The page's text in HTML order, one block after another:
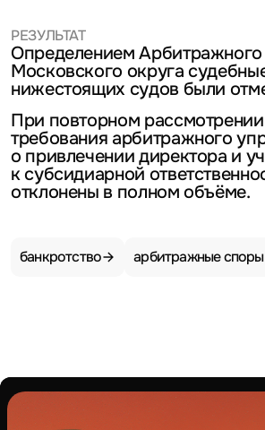
РЕЗУЛЬТАТ
Определением Арбитражного
Московского округа
нижестоящих судов были
При повторном
требования арбитражного
о привлечении директора и
к субсидиарной
отклонены в полном объёме.
банкротство арбитражные споры